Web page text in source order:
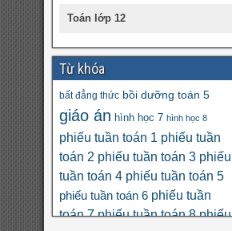
Toán lớp 12
Từ khóa
bất đẳng thức bồi dưỡng toán 5
giáo án hình học 7 hình học 8
phiếu tuần toán 1 phiếu tuần
toán 2 phiếu tuần toán 3 phiếu
tuần toán 4 phiếu tuần toán 5
phiếu tuần toán 6 phiếu tuần
toán 7 phiếu tuần toán 8 phiếu